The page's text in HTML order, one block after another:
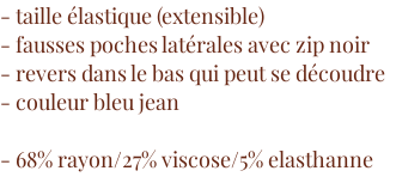
- taille élastique (extensible)
- fausses poches latérales avec zip noir
- revers dans le bas qui peut se découdre
- couleur bleu jean
- 68% rayon/27% viscose/5% elasthanne